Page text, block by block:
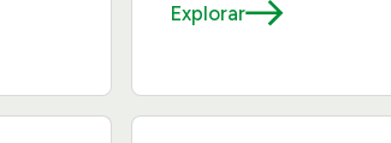
Explorar